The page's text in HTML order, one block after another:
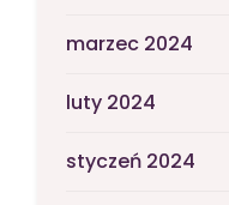
marzec 2024
luty 2024
styczeń 2024